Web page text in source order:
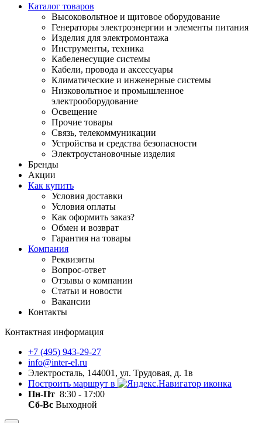
Каталог товаров
Высоковольтное и щитовое оборудование
Генераторы электроэнергии и элементы питания
Изделия для электромонтажа
Инструменты, техника
Кабеленесущие системы
Кабели, провода и аксессуары
Климатические и инженерные системы
Низковольтное и промышленное
электрооборудование
Освещение
Прочие товары
Связь, телекоммуникации
Устройства и средства безопасности
Электроустановочные изделия
Бренды
Акции
Как купить
Условия доставки
Условия оплаты
Как оформить заказ?
Обмен и возврат
Гарантия на товары
Компания
Реквизиты
Вопрос-ответ
Отзывы о компании
Статьи и новости
Вакансии
Контакты
Контактная информация
+7 (495) 943-29-27
info@inter-el.ru
Электросталь, 144001, ул. Трудовая, д. 1в
Построить маршрут в
Пн-Пт 8:30 - 17:00
Сб-Вс Выходной